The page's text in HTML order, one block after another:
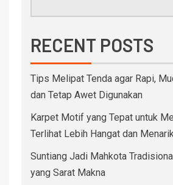
RECENT POSTS
Tips Melipat Tenda agar Rapi,
dan Tetap Awet Digunakan
Karpet Motif yang Tepat untuk
Terlihat Lebih Hangat dan
Suntiang Jadi Mahkota
yang Sarat Makna